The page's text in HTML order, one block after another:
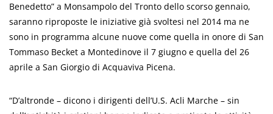
Benedetto” a Monsampolo del Tronto dello scorso gennaio,
saranno riproposte le iniziative già svoltesi nel 2014 ma ne
sono in programma alcune nuove come quella in onore di San
Tommaso Becket a Montedinove il 7 giugno e quella del 26
aprile a San Giorgio di Acquaviva Picena.
“D’altronde – dicono i dirigenti dell’U.S. Acli Marche – sin